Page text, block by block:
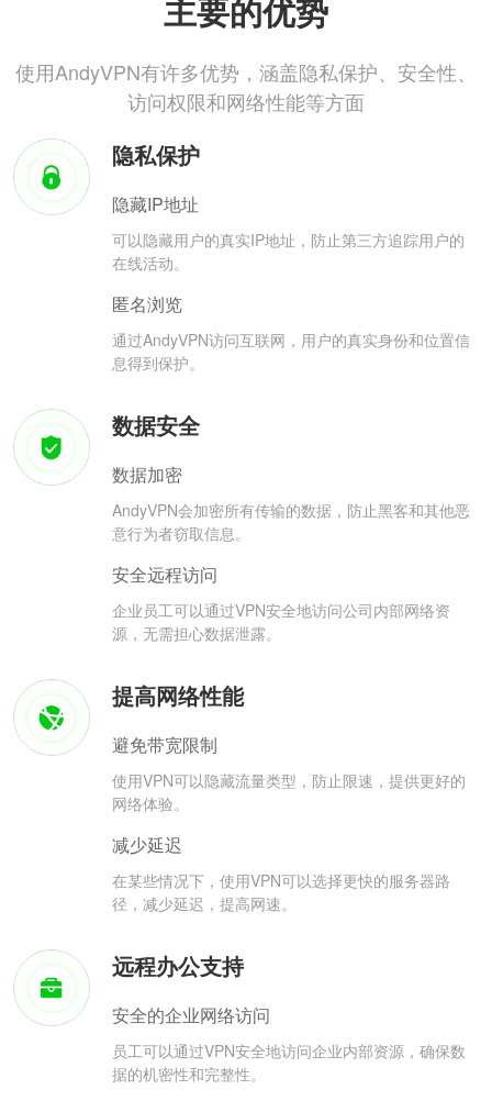
主要的优势
使用AndyVPN有许多优势，涵盖隐私保护、安全性、
访问权限和网络性能等方面
隐私保护
隐藏IP地址
可以隐藏用户的真实IP地址，防止第三方追踪用户的
在线活动。
匿名浏览
通过AndyVPN访问互联网，用户的真实身份和位置信
息得到保护。
数据安全
数据加密
AndyVPN会加密所有传输的数据，防止黑客和其他恶
意行为者窃取信息。
安全远程访问
企业员工可以通过VPN安全地访问公司内部网络资
源，无需担心数据泄露。
提高网络性能
避免带宽限制
使用VPN可以隐藏流量类型，防止限速，提供更好的
网络体验。
减少延迟
在某些情况下，使用VPN可以选择更快的服务器路
径，减少延迟，提高网速。
远程办公支持
安全的企业网络访问
员工可以通过VPN安全地访问企业内部资源，确保数
据的机密性和完整性。